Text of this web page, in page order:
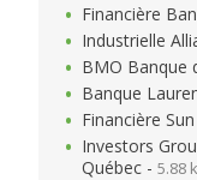
Financière
Industrielle
BMO Banque
Banque
Financière
Investors
Québec - 5.88